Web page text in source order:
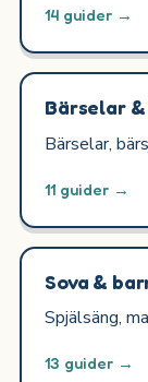
14 guider →
Bärselar
Bärselar,
11 guider →
Sova &
Spjälsäng,
13 guider →